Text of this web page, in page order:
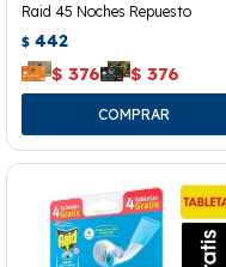
Raid 45 Noches Repuesto
$ 442
$ 376 $ 376